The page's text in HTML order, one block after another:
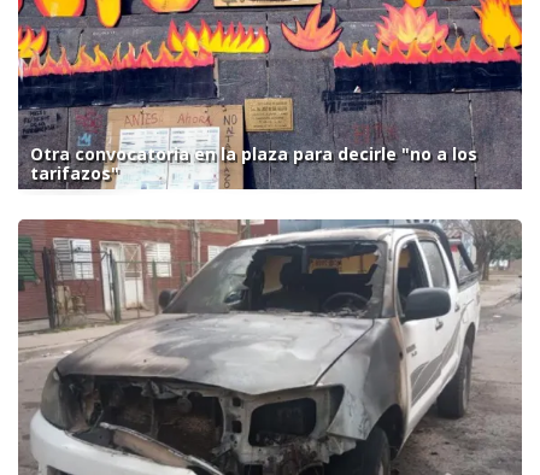
Otra convocatoria en la plaza para decirle "no a los
tarifazos"